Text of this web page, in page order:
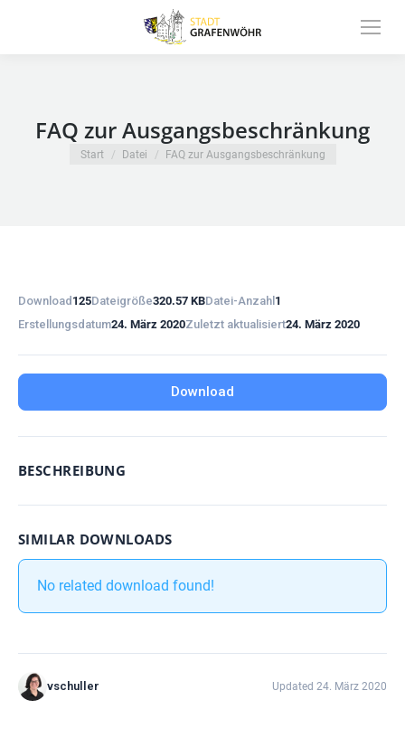
FAQ zur Ausgangsbeschränkung
Sie befinden sich hier:
Start Datei FAQ zur Ausgangsbeschränkung
Download 125Dateigröße320.57 KBDatei-Anzahl 1
Erstellungsdatum24. März 2020Zuletzt aktualisiert24. März 2020
Download
BESCHREIBUNG
SIMILAR DOWNLOADS
No related download found!
vschuller Updated 24. März 2020